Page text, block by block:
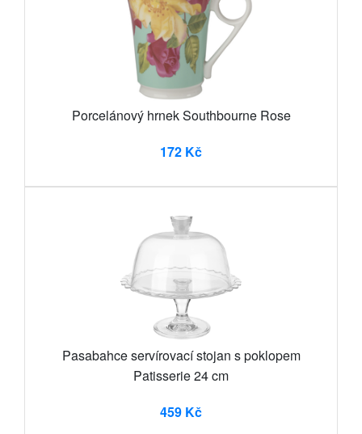
Porcelánový hrnek Southbourne Rose
172 Kč
Pasabahce servírovací stojan s poklopem
Patisserie 24 cm
459 Kč